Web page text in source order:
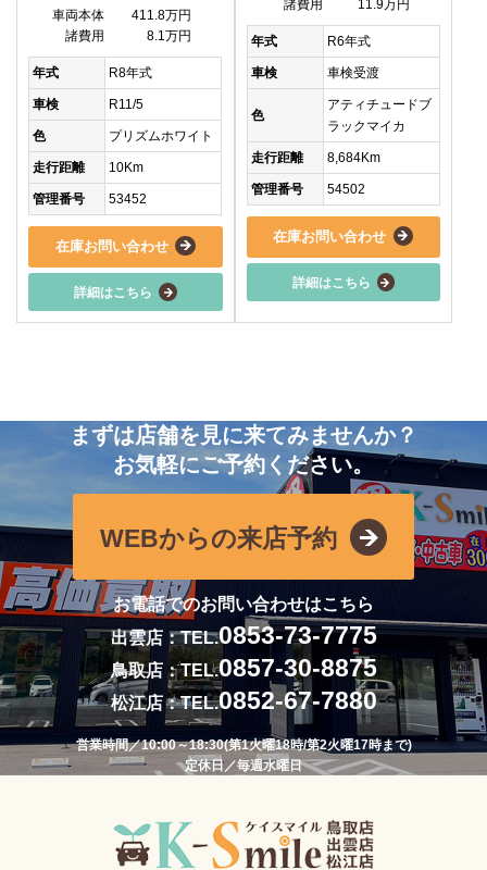
車両本体
411.8万円
諸費用
8.1万円
年式 R8年式
車検 R11/5
色 プリズムホワイト
走行距離 10Km
管理番号 53452
在庫お問い合わせ
詳細はこちら
諸費用 11.9万円
年式 R6年式
車検 車検受渡
色
アティチュードブ
ラックマイカ
走行距離 8,684Km
管理番号 54502
在庫お問い合わせ
詳細はこちら
まずは店舗を見に来てみませんか？
お気軽にご予約ください。
WEBからの来店予約
お電話でのお問い合わせはこちら
出雲店：TEL.0853-73-7775
鳥取店：TEL.0857-30-8875
松江店：TEL.0852-67-7880
営業時間／10:00～18:30(第1火曜18時/第2火曜17時まで)
定休日／毎週水曜日